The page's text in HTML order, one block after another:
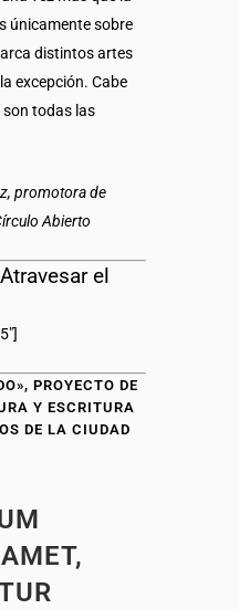
únicamente sobre
distintos artes
excepción. Cabe
son todas las
promotora de
Abierto
el
PROYECTO DE
Y ESCRITURA
DE LA CIUDAD